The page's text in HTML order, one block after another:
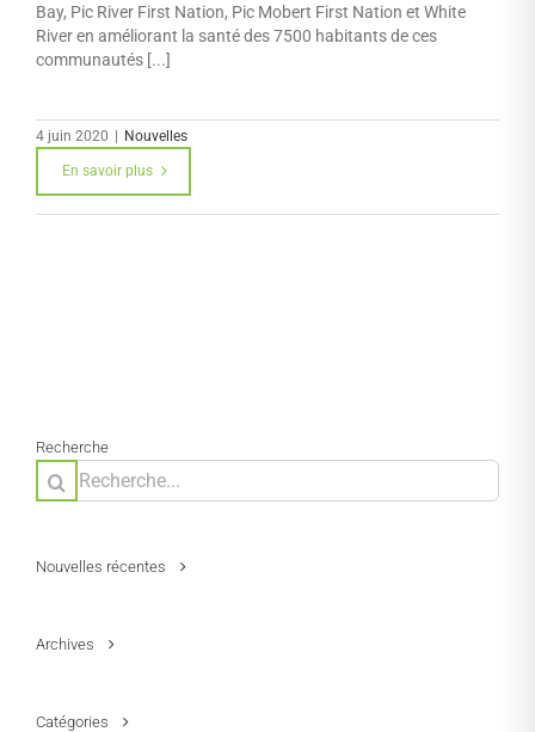
Bay, Pic River First Nation, Pic Mobert First Nation et White
River en améliorant la santé des 7500 habitants de ces
communautés [...]
4 juin 2020 | Nouvelles
En savoir plus
Recherche
Rechercher:
Nouvelles récentes
Archives
Catégories